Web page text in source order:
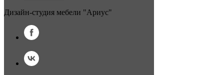
Дизайн-студия мебели "Ариус"